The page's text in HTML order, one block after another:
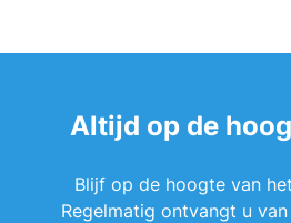
Altijd op de
Blijf op de hoogte van
Regelmatig ontvangt u